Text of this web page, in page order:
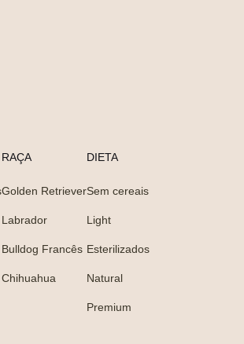
RAÇA
Golden Retriever
Labrador
Bulldog Francês
Chihuahua
DIETA
Sem cereais
Light
Esterilizados
Natural
Premium